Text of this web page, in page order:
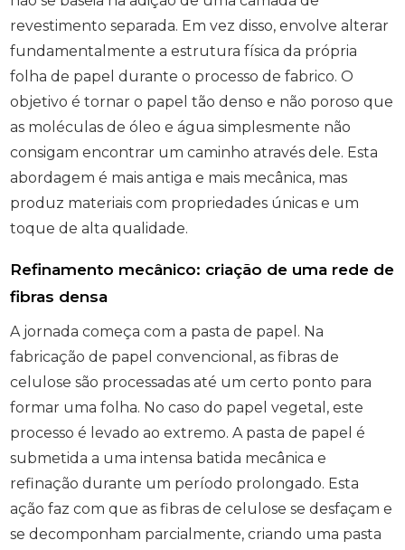
revestimento separada. Em vez disso, envolve alterar
fundamentalmente a estrutura física da própria
folha de papel durante o processo de fabrico. O
objetivo é tornar o papel tão denso e não poroso que
as moléculas de óleo e água simplesmente não
consigam encontrar um caminho através dele. Esta
abordagem é mais antiga e mais mecânica, mas
produz materiais com propriedades únicas e um
toque de alta qualidade.
Refinamento mecânico: criação de uma rede de
fibras densa
A jornada começa com a pasta de papel. Na
fabricação de papel convencional, as fibras de
celulose são processadas até um certo ponto para
formar uma folha. No caso do papel vegetal, este
processo é levado ao extremo. A pasta de papel é
submetida a uma intensa batida mecânica e
refinação durante um período prolongado. Esta
ação faz com que as fibras de celulose se desfaçam e
se decomponham parcialmente, criando uma pasta